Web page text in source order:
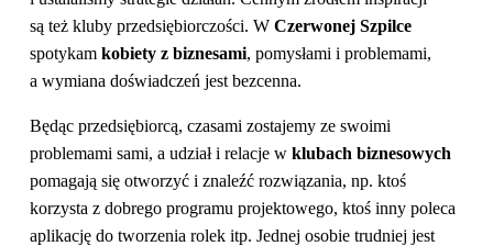
są też kluby przedsiębiorczości. W Czerwonej Szpilce
spotykam kobiety z biznesami, pomysłami i problemami,
a wymiana doświadczeń jest bezcenna.
Będąc przedsiębiorcą, czasami zostajemy ze swoimi
problemami sami, a udział i relacje w klubach biznesowych
pomagają się otworzyć i znaleźć rozwiązania, np. ktoś
korzysta z dobrego programu projektowego, ktoś inny poleca
aplikację do tworzenia rolek itp. Jednej osobie trudniej jest